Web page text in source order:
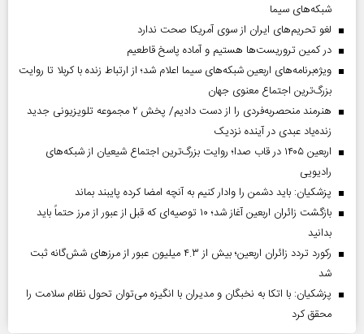
شبکه‌های سیما
لغو تحریم‌های ایران از سوی آمریکا صحت ندارد
در کمین تروریست‌ها هستیم و آماده پاسخ قاطعیم
ویژه‌برنامه‌های اربعین شبکه‌های سیما اعلام شد؛ از ارتباط زنده با کربلا تا روایت
بزرگ‌ترین اجتماع معنوی جهان
هنرمند منحصر‌به‌فردی را از دست دادیم/ پخش ۲ مجموعه تلویزیونی جدید
زنده‌یاد عبدی در آینده نزدیک
اربعین ۱۴۰۵ در قاب صدا؛ روایت بزرگ‌ترین اجتماع شیعیان از شبکه‌های
رادیویی
پزشکیان: باید دشمن را وادار کنیم به آنچه امضا کرده پایبند بماند
بازگشت زائران اربعین آغاز شد؛ ۱۰ توصیه‌ای که قبل از عبور از مرز حتماً باید
بدانید
رکورد تردد زائران اربعین؛ بیش از ۴.۳ میلیون عبور از مرزهای شش‌گانه ثبت
شد
پزشکیان: با اتکا به نخبگان و مدیران با انگیزه می‌توان تحول نظام سلامت را
محقق کرد